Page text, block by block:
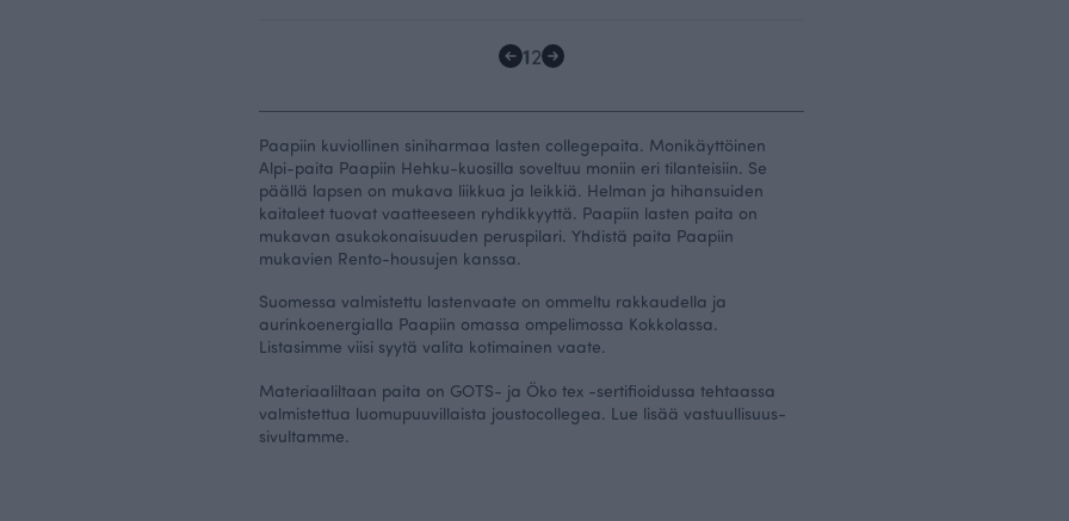
12
Paapiin kuviollinen siniharmaa lasten collegepaita. Monikäyttöinen
Alpi-paita Paapiin Hehku-kuosilla soveltuu moniin eri tilanteisiin. Se
päällä lapsen on mukava liikkua ja leikkiä. Helman ja hihansuiden
kaitaleet tuovat vaatteeseen ryhdikkyyttä. Paapiin lasten paita on
mukavan asukokonaisuuden peruspilari. Yhdistä paita Paapiin
mukavien Rento-housujen kanssa.
Suomessa valmistettu lastenvaate on ommeltu rakkaudella ja
aurinkoenergialla Paapiin omassa ompelimossa Kokkolassa.
Listasimme viisi syytä valita kotimainen vaate.
Materiaaliltaan paita on GOTS- ja Öko tex -sertifioidussa tehtaassa
valmistettua luomupuuvillaista joustocollegea. Lue lisää vastuullisuus-
sivultamme.